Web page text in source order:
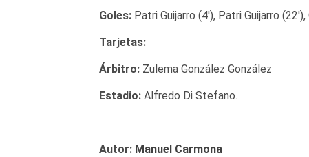
Goles: Patri Guijarro (4′), Patri Guijarro
Tarjetas:
Árbitro: Zulema González González
Estadio: Alfredo Di Stefano.
Autor: Manuel Carmona